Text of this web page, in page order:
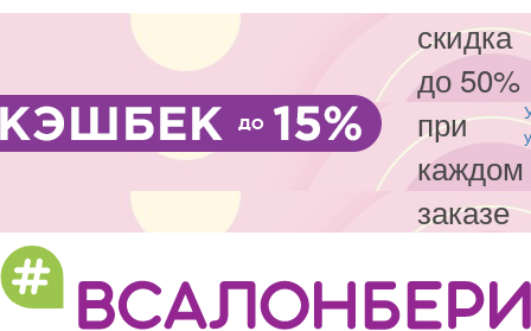
скидка
до 50%
при
каждом
заказе